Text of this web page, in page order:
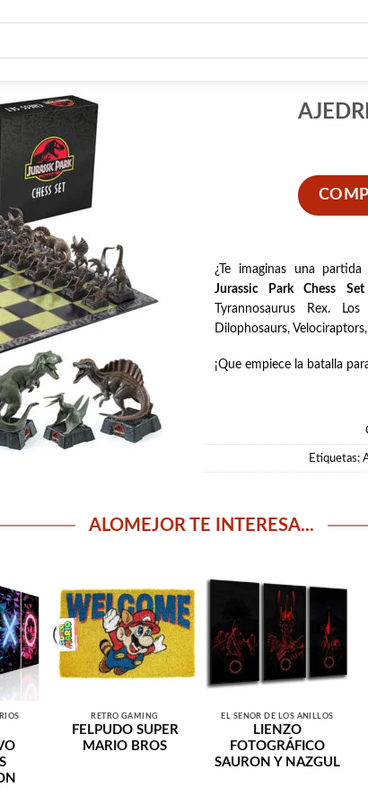
¿Te imaginas una
Jurassic Park Chess Set
Tyrannosaurus Rex.
Dilophosaurs,
¡Que empiece la batalla
Etiquetas:
ALOMEJOR TE INTERESA...
RETRO GAMING
FELPUDO SUPER
MARIO BROS
EL SEÑOR DE LOS ANILLOS
LIENZO
FOTOGRÁFICO
SAURON Y NAZGUL